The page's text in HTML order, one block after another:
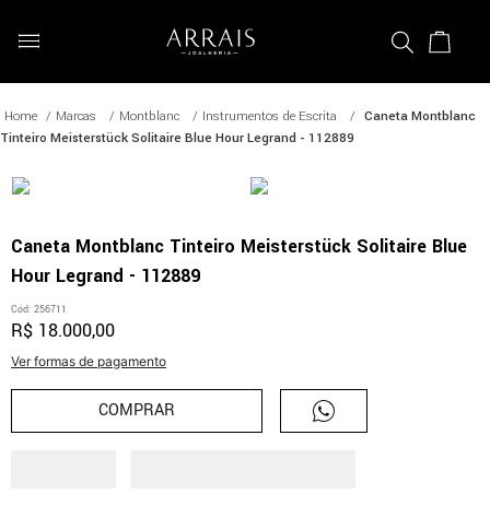
Marcas Montblanc Instrumentos de Escrita
Caneta Montblanc
Tinteiro Meisterstück Solitaire Blue Hour Legrand - 112889
Caneta Montblanc Tinteiro Meisterstück Solitaire Blue
Hour Legrand - 112889
Cód: 256711
R$ 18.000,00
Ver formas de pagamento
COMPRAR